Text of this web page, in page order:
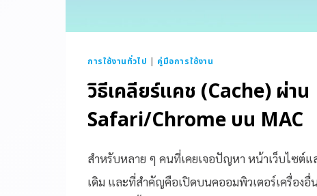
การใช้งานทั่วไป | คู่มือการใช้งาน
วิธีเคลียร์แคช (Cache) ผ่าน
Safari/Chrome บน MAC
สำหรับหลาย ๆ คนที่เคยเจอปัญหา หน้าเว็บไซต์แ
เดิม และที่สำคัญคือเปิดบนคออมพิวเตอร์เครื่อง